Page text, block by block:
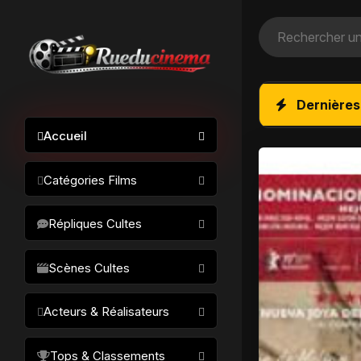
Accueil
Catégories Films
Science-fiction
Drame / Thriller
Comédie/humour
Horreur
Fantastique
Répliques Cultes
Scènes Cultes
Acteurs & Réalisateurs
Tops & Classements